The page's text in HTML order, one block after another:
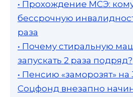
• Прохождение МСЭ:
бессрочную
раза
• Почему стиральную
запускать 2 раза подряд?
• Пенсию «заморозят» на
Соцфонд внезапно